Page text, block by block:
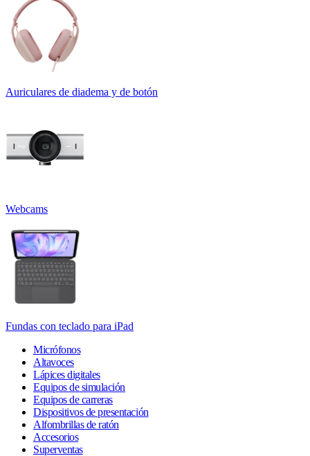
Auriculares de diadema y de botón
Webcams
Fundas con teclado para iPad
Micrófonos
Altavoces
Lápices digitales
Equipos de simulación
Equipos de carreras
Dispositivos de presentación
Alfombrillas de ratón
Accesorios
Superventas